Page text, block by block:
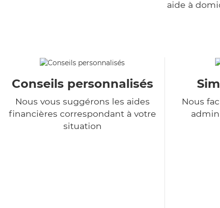
aide à
Conseils personnalisés
Nous vous suggérons les aides
financières correspondant à votre
situation
Nous